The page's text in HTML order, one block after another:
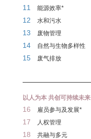
11 能源效率*
12 水和污水
13 废物管理
14 自然与生物多样性
15 废气排放
以人为本 共创可持续未来
16 雇员参与及发展*
17 人权管理
18 共融与多元